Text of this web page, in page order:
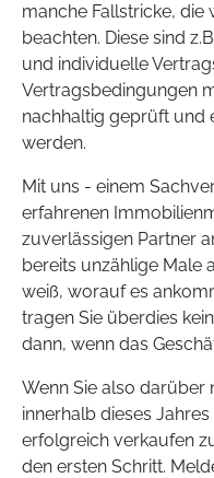
manche Fallstricke, die
beachten. Diese sind
und individuelle
Vertragsbedingungen
nachhaltig geprüft und
werden.
Mit uns - einem
erfahrenen
zuverlässigen Partner
bereits unzählige Male
weiß, worauf es
tragen Sie überdies
dann, wenn das
Wenn Sie also darüber
innerhalb dieses
erfolgreich verkaufen
den ersten Schritt.